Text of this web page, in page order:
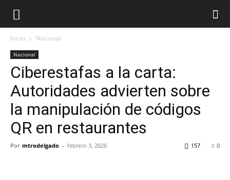
Inicio Nacional
Nacional
Ciberestafas a la carta:
Autoridades advierten sobre
la manipulación de códigos
QR en restaurantes
Por mtrodelgado - febrero 3, 2026 0
157